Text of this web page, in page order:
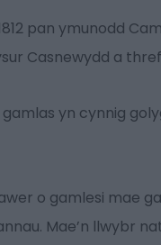
pan ymunodd
Casnewydd a
gamlas yn cynnig
o gamlesi mae
Mae’n llwybr